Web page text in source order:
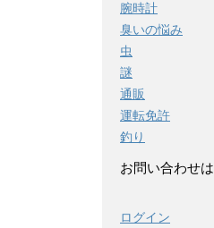
腕時計
臭いの悩み
虫
謎
通販
運転免許
釣り
お問い合わせは
ログイン